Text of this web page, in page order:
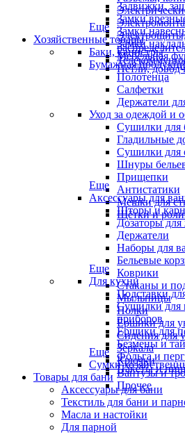
Задвижки,
Замки
Замки
Замки
Мебельная
Петли,
Еще
Хозяйственные товары
Баки, канистры
Бумажная
Полотенца
Салфетки
Держатели
Уход за одеждой и
Сушилки для
Гладильные
Сушилки для
Шнуры
Прищепки
Антистатики
Мешки для
Щётки и
Еще
Аксессуары для
Шторы и
Дозаторы
Держатели
Наборы для
Бельевые
Коврики
Стаканы и
Мыльницы
Полки
Ёршики для
Сидения для
Зеркала
Крючки
Вантузы и
Прочее
Еще
Для кухни
Подставки
Сушилки для
приборов
Ёршики для
Безмены и
Фольга и
Пакеты и
Еще
Сумки
Товары для бани
Аксессуары для бани
Текстиль для бани и
Масла и настойки
Для парной